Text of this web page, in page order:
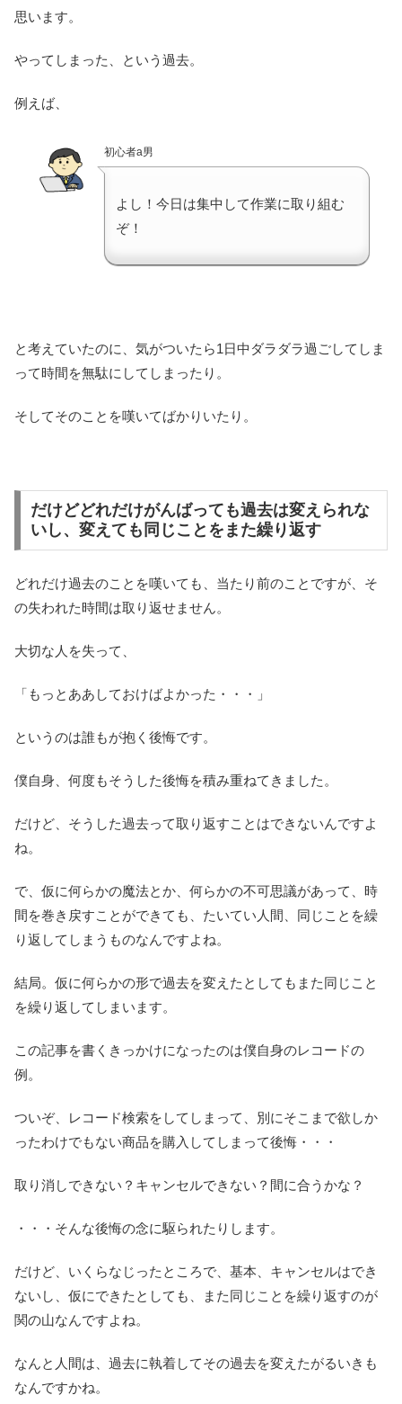
思います。
やってしまった、という過去。
例えば、
初心者a男
よし！今日は集中して作業に取り組む
ぞ！
と考えていたのに、気がついたら1日中ダラダラ過ごしてしま
って時間を無駄にしてしまったり。
そしてそのことを嘆いてばかりいたり。
だけどどれだけがんばっても過去は変えられな
いし、変えても同じことをまた繰り返す
どれだけ過去のことを嘆いても、当たり前のことですが、そ
の失われた時間は取り返せません。
大切な人を失って、
「もっとああしておけばよかった・・・」
というのは誰もが抱く後悔です。
僕自身、何度もそうした後悔を積み重ねてきました。
だけど、そうした過去って取り返すことはできないんですよ
ね。
で、仮に何らかの魔法とか、何らかの不可思議があって、時
間を巻き戻すことができても、たいてい人間、同じことを繰
り返してしまうものなんですよね。
結局。仮に何らかの形で過去を変えたとしてもまた同じこと
を繰り返してしまいます。
この記事を書くきっかけになったのは僕自身のレコードの
例。
ついぞ、レコード検索をしてしまって、別にそこまで欲しか
ったわけでもない商品を購入してしまって後悔・・・
取り消しできない？キャンセルできない？間に合うかな？
・・・そんな後悔の念に駆られたりします。
だけど、いくらなじったところで、基本、キャンセルはでき
ないし、仮にできたとしても、また同じことを繰り返すのが
関の山なんですよね。
なんと人間は、過去に執着してその過去を変えたがるいきも
なんですかね。